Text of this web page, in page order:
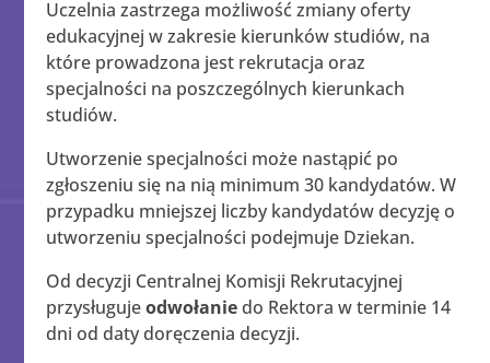
Uczelnia zastrzega możliwość zmiany oferty
edukacyjnej w zakresie kierunków studiów, na
które prowadzona jest rekrutacja oraz
specjalności na poszczególnych kierunkach
studiów.
Utworzenie specjalności może nastąpić po
zgłoszeniu się na nią minimum 30 kandydatów. W
przypadku mniejszej liczby kandydatów decyzję o
utworzeniu specjalności podejmuje Dziekan.
Od decyzji Centralnej Komisji Rekrutacyjnej
przysługujeodwołaniedo Rektora w terminie 14
dni od daty doręczenia decyzji.